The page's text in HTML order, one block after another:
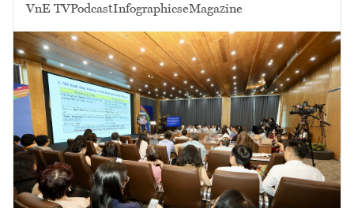
VnE TVPodcastInfographicseMagazine